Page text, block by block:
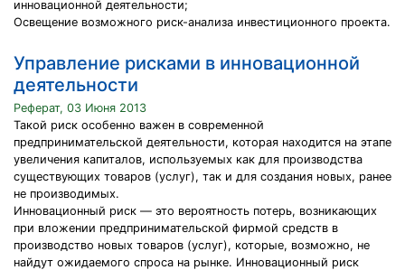
инновационной деятельности;
Освещение возможного риск-анализа инвестиционного проекта.
Управление рисками в инновационной
деятельности
Реферат, 03 Июня 2013
Такой риск особенно важен в современной
предпринимательской деятельности, которая находится на этапе
увеличения капиталов, используемых как для производства
существующих товаров (услуг), так и для создания новых, ранее
не производимых.
Инновационный риск — это вероятность потерь, воз­никающих
при вложении предпринимательской фирмой средств в
производство новых товаров (услуг), которые, возможно, не
найдут ожидаемого спроса на рынке. Инновационный риск